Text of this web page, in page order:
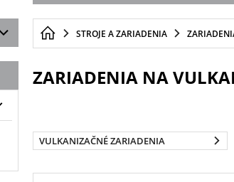
STROJE A ZARIADENIA
ZARIADENIA NA
VULKANIZAČNÉ ZARIADENIA